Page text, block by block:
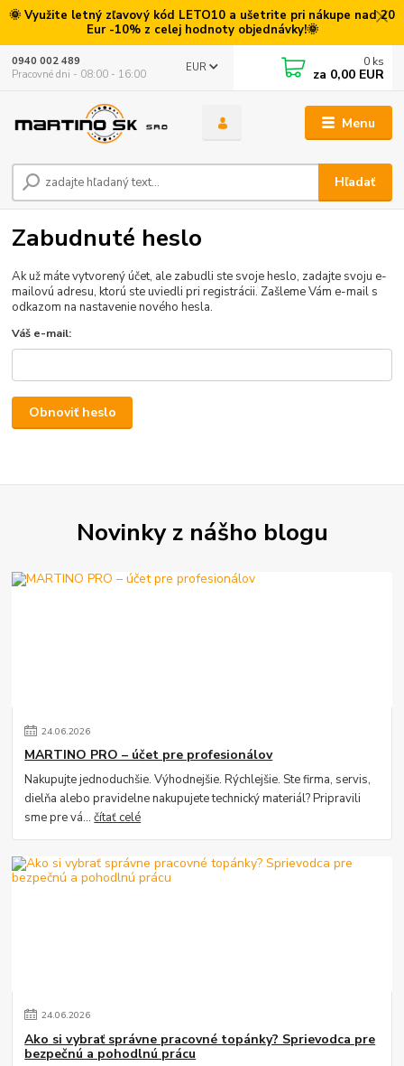
🌞 Využite letný zľavový kód LETO10 a ušetrite pri nákupe nad 20
Eur -10% z celej hodnoty objednávky!🌞
Menu
EUR
Hľadať
0940 002 489
Pracovné dni - 08:00 - 16:00
0 ks
za 0,00 EUR
Zabudnuté heslo
Ak už máte vytvorený účet, ale zabudli ste svoje heslo, zadajte svoju e-
mailovú adresu, ktorú ste uviedli pri registrácii. Zašleme Vám e-mail s
odkazom na nastavenie nového hesla.
Váš e-mail:
Obnoviť heslo
Novinky z nášho blogu
24.06.2026
MARTINO PRO – účet pre profesionálov
Nakupujte jednoduchšie. Výhodnejšie. Rýchlejšie. Ste firma, servis,
dielňa alebo pravidelne nakupujete technický materiál? Pripravili
sme pre vá...čítať celé
24.06.2026
Ako si vybrať správne pracovné topánky? Sprievodca pre
bezpečnú a pohodlnú prácu